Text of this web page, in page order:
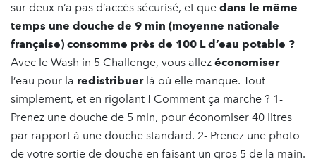
sur deux n’a pas d’accès sécurisé, et que dans le même
temps une douche de 9 min (moyenne nationale
française) consomme près de 100 L d’eau potable ?
Avec le Wash in 5 Challenge, vous allez économiser
l’eau pour la redistribuerlà où elle manque. Tout
simplement, et en rigolant ! Comment ça marche ? 1-
Prenez une douche de 5 min, pour économiser 40 litres
par rapport à une douche standard. 2- Prenez une photo
de votre sortie de douche en faisant un gros 5 de la main.